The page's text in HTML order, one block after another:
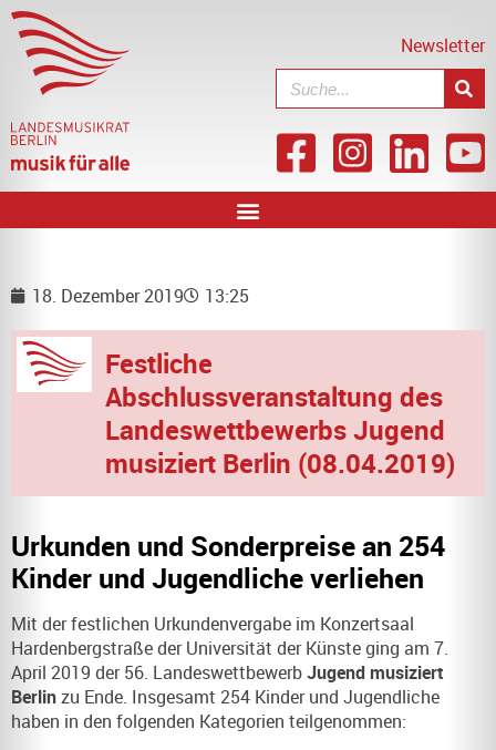
Newsletter
18. Dezember 2019 13:25
Festliche
Abschlussveranstaltung des
Landeswettbewerbs Jugend
musiziert Berlin (08.04.2019)
Urkunden und Sonderpreise an 254
Kinder und Jugendliche verliehen
Mit der festlichen Urkundenvergabe im Konzertsaal
Hardenbergstraße der Universität der Künste ging am 7.
April 2019 der 56. LandeswettbewerbJugend musiziert
Berlinzu Ende. Insgesamt 254 Kinder und Jugendliche
haben in den folgenden Kategorien teilgenommen: